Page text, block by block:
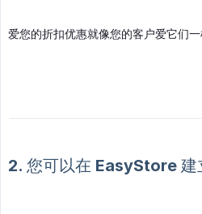
爱您的折扣优惠就像您的客户爱它们一
2. 您可以在 EasyStore 建